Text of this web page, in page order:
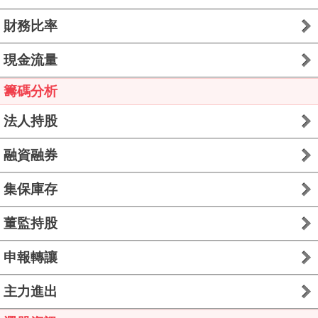
財務比率
現金流量
籌碼分析
法人持股
融資融券
集保庫存
董監持股
申報轉讓
主力進出